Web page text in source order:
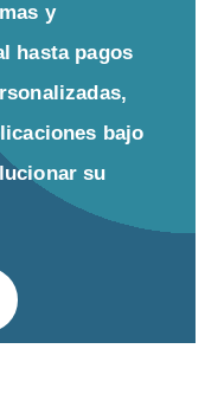
y
hasta pagos
bajo
su